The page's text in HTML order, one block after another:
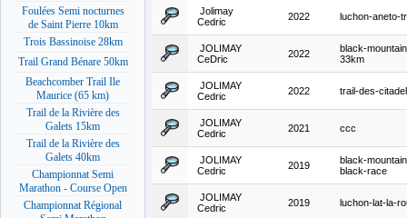
Foulées Semi nocturnes
de Saint Pierre 10km
Trois Bassinoise 28km
Trail Grand Bénare 50km
Beachcomber Trail Ile
Maurice (65 km)
Trail de la Rivière des
Galets 15km
Trail de la Rivière des
Galets 40km
Championnat Semi
Marathon - Course Open
Championnat Régional
Jolimay
Cedric
2022 luchon-aneto-
JOLIMAY
CeDric
2022
black-
33km
JOLIMAY
Cedric
2022 trail-des-
JOLIMAY
Cedric
2021 ccc
JOLIMAY
Cedric
2019
black-
black-race
JOLIMAY
Cedric
2019 luchon-lat-la-